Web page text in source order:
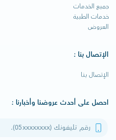
جميع الخدمات
خدمات الطبية
العروض
الإتصال بنا :
الإتصال بنا
احصل على أحدث عروضنا وأخبارنا :
رقم تليفونك